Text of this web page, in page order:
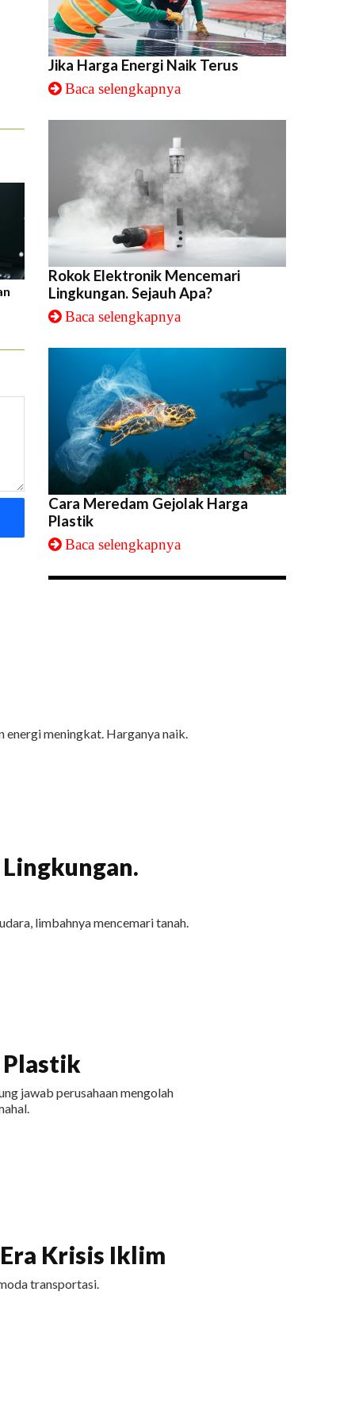
Jika Harga Energi Naik Terus
Baca selengkapnya
Rokok Elektronik Mencemari
Lingkungan. Sejauh Apa?
Baca selengkapnya
Cara Meredam Gejolak Harga
Plastik
Baca selengkapnya
meningkat. Harganya naik.
limbahnya mencemari tanah.
Plastik
jawab perusahaan mengolah
Krisis Iklim
transportasi.